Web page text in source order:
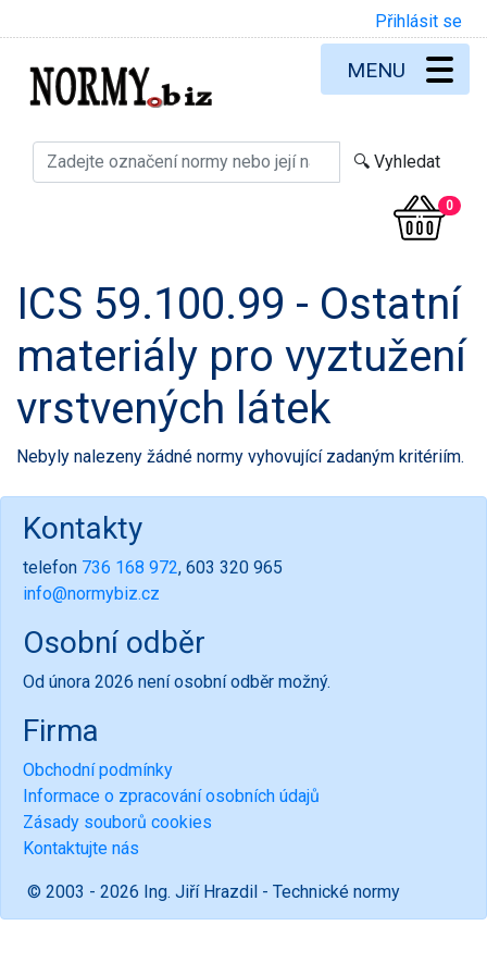
Přihlásit se
0
MENU
ICS 59.100.99 - Ostatní
materiály pro vyztužení
vrstvených látek
Nebyly nalezeny žádné normy vyhovující zadaným kritériím.
Kontakty
telefon 736 168 972, 603 320 965
info@normybiz.cz
Osobní odběr
Od února 2026 není osobní odběr možný.
Firma
Obchodní podmínky
Informace o zpracování osobních údajů
Zásady souborů cookies
Kontaktujte nás
© 2003 - 2026 Ing. Jiří Hrazdil - Technické normy